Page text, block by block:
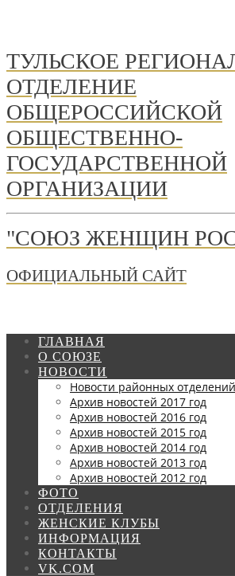
ТУЛЬСКОЕ
ОТДЕЛЕНИЕ
ОБЩЕРОССИЙСКОЙ
ОБЩЕСТВЕННО-
ГОСУДАРСТВЕННОЙ
ОРГАНИЗАЦИИ
"СОЮЗ ЖЕНЩИН
ОФИЦИАЛЬНЫЙ САЙТ
ГЛАВНАЯ
О СОЮЗЕ
НОВОСТИ
Новости районных отделений
Архив новостей 2017 год
Архив новостей 2016 год
Архив новостей 2015 год
Архив новостей 2014 год
Архив новостей 2013 год
Архив новостей 2012 год
ФОТО
ОТДЕЛЕНИЯ
ЖЕНСКИЕ КЛУБЫ
ИНФОРМАЦИЯ
КОНТАКТЫ
VK.COM